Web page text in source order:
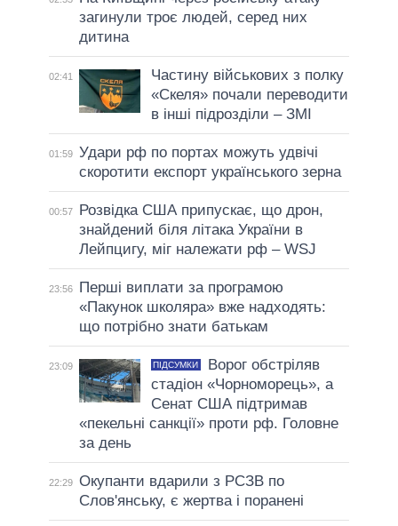
загинули троє людей, серед них
дитина
02:41
Частину військових з полку
«Скеля» почали переводити
в інші підрозділи – ЗМІ
01:59 Удари рф по портах можуть удвічі
скоротити експорт українського зерна
00:57
Розвідка США припускає, що дрон,
знайдений біля літака України в
Лейпцигу, міг належати рф – WSJ
23:56
Перші виплати за програмою
«Пакунок школяра» вже надходять:
що потрібно знати батькам
23:09 ПІДСУМКИ
Ворог обстріляв
стадіон «Чорноморець», а
Сенат США підтримав
«пекельні санкції» проти рф. Головне
за день
22:29 Окупанти вдарили з РСЗВ по
Слов'янську, є жертва і поранені